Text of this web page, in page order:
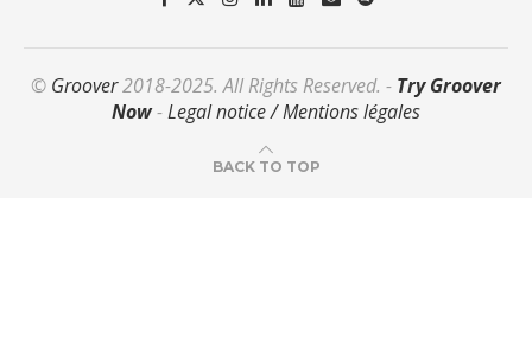
© Groover2018-2025. All Rights Reserved. - Try Groover
Now-Legal notice / Mentions légales
BACK TO TOP